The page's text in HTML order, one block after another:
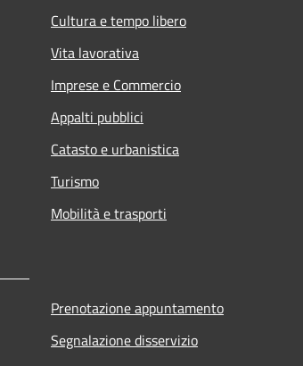
Cultura e tempo libero
Vita lavorativa
Imprese e Commercio
Appalti pubblici
Catasto e urbanistica
Turismo
Mobilità e trasporti
Prenotazione appuntamento
Segnalazione disservizio